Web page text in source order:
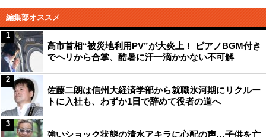
編集部オススメ
高市首相“被災地利用PV”が大炎上！ ピアノBGM付き
でヘリから合掌、酷暑に汗一滴かかない不可解
1
佐藤二朗は信州大経済学部から就職氷河期にリクルー
トに入社も、わずか1日で辞めて役者の道へ
2
強いショック状態の清水アキラに心配の声…子供を亡
3